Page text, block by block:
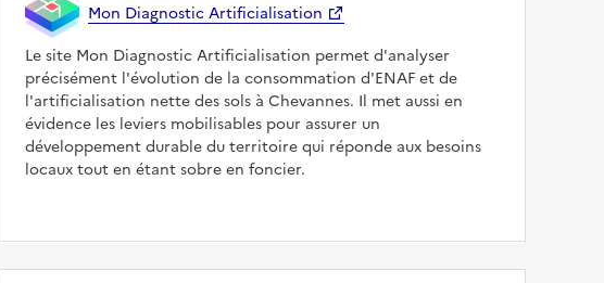
Mon Diagnostic Artificialisation
Le site Mon Diagnostic Artificialisation permet d'analyser
précisément l'évolution de la consommation d'ENAF et de
l'artificialisation nette des sols à Chevannes. Il met aussi en
évidence les leviers mobilisables pour assurer un
développement durable du territoire qui réponde aux besoins
locaux tout en étant sobre en foncier.